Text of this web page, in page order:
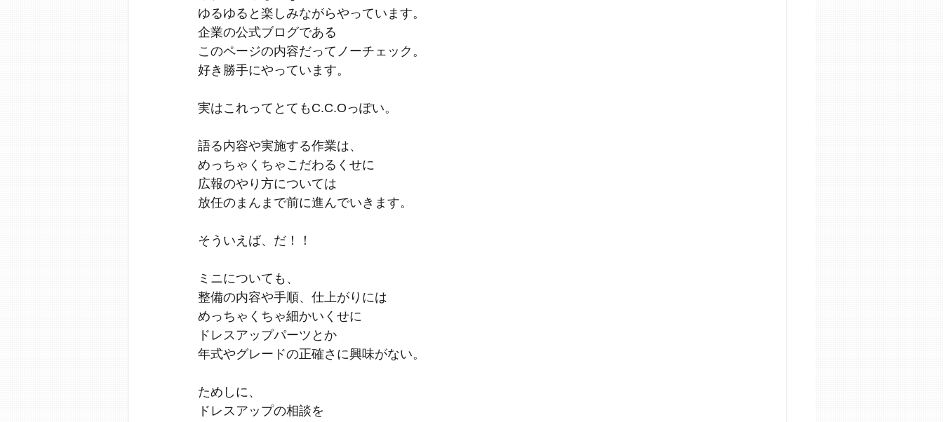
ゆるゆると楽しみながらやっています。
企業の公式ブログである
このページの内容だってノーチェック。
好き勝手にやっています。
実はこれってとてもC.C.Oっぽい。
語る内容や実施する作業は、
めっちゃくちゃこだわるくせに
広報のやり方については
放任のまんまで前に進んでいきます。
そういえば、だ！！
ミニについても、
整備の内容や手順、仕上がりには
めっちゃくちゃ細かいくせに
ドレスアップパーツとか
年式やグレードの正確さに興味がない。
ためしに、
ドレスアップの相談を